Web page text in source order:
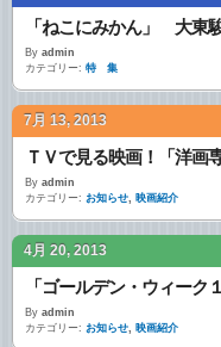
「ねこにみかん」 大東
By admin
カテゴリー: 特 集
7月 13, 2013
By admin
カテゴリー: お知らせ, 映画紹介
4月 20, 2013
By admin
カテゴリー: お知らせ, 映画紹介